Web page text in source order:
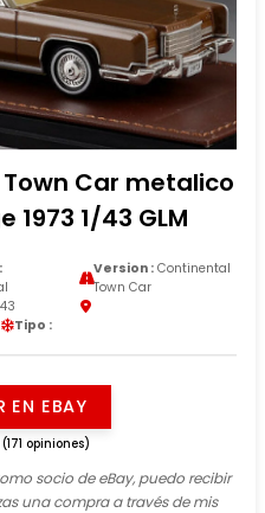
Car metalico
1/43 GLM
Version :Continental
Town Car
Tipo :
EN EBAY
opiniones)
socio de eBay, puedo recibir
una compra a través de mis